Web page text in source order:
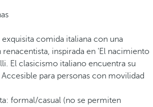
exquisita comida italiana con una
inspirada en 'El nacimiento
El clasicismo italiano encuentra su
para personas con movilidad
formal/casual (no se permiten